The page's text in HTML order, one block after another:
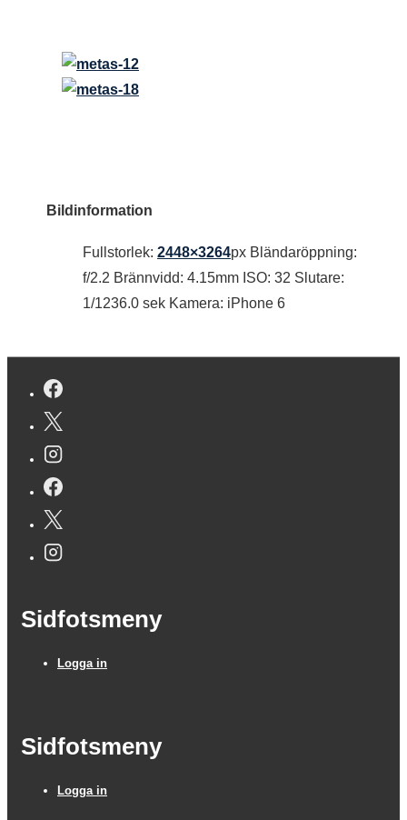
Bildinformation
Fullstorlek: 2448×3264px Bländaröppning:
f/2.2 Brännvidd: 4.15mm ISO: 32 Slutare:
1/1236.0 sek Kamera: iPhone 6
Sidfotsmeny
Logga in
Sidfotsmeny
Logga in